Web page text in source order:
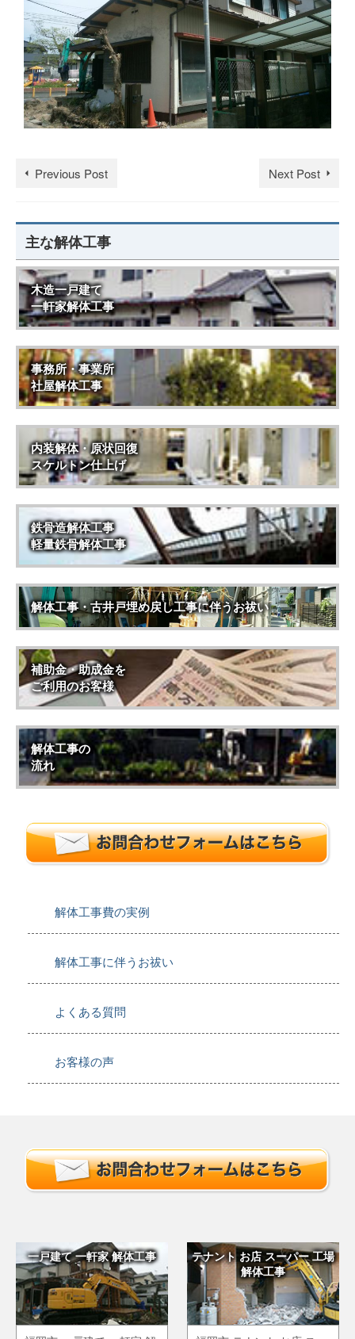
Previous Post Next Post
主な解体工事
木造一戸建て
一軒家解体工事
事務所・事業所
社屋解体工事
内装解体・原状回復
スケルトン仕上げ
鉄骨造解体工事
軽量鉄骨解体工事
解体工事・古井戸埋め戻し工事に伴うお祓い
補助金・助成金を
ご利用のお客様
解体工事の
流れ
解体工事費の実例
解体工事に伴うお祓い
よくある質問
お客様の声
一戸建て 一軒家 解体工事
テナント お店 スーパー 工場
解体工事